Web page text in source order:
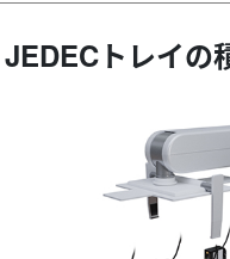
JEDECトレイの